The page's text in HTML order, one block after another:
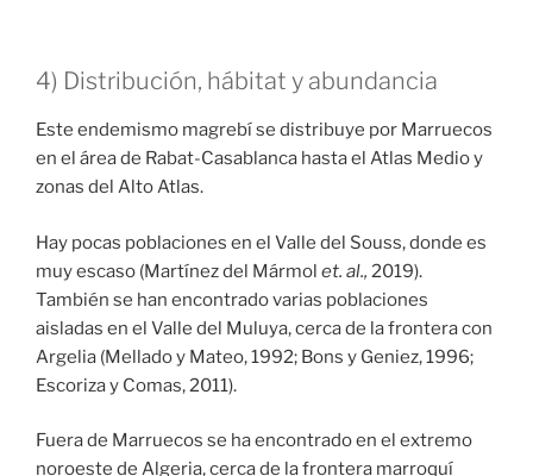
4) Distribución, hábitat y abundancia
Este endemismo magrebí se distribuye por Marruecos
en el área de Rabat-Casablanca hasta el Atlas Medio y
zonas del Alto Atlas.
Hay pocas poblaciones en el Valle del Souss, donde es
muy escaso (Martínez del Mármol et. al., 2019).
También se han encontrado varias poblaciones
aisladas en el Valle del Muluya, cerca de la frontera con
Argelia (Mellado y Mateo, 1992; Bons y Geniez, 1996;
Escoriza y Comas, 2011).
Fuera de Marruecos se ha encontrado en el extremo
noroeste de Algeria, cerca de la frontera marroquí